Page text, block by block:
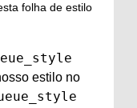
folha de estilo
estilo no